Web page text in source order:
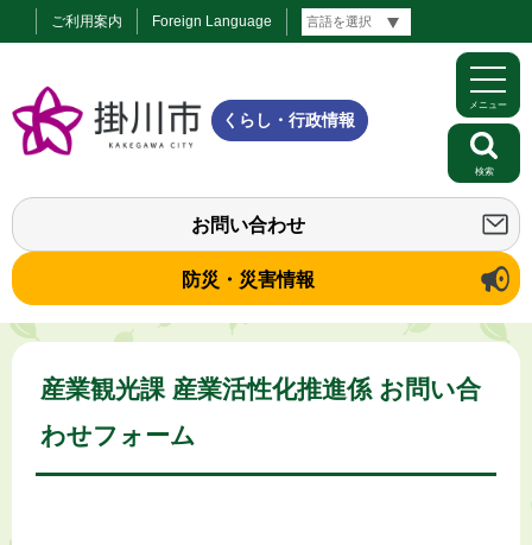
ご利用案内 Foreign Language
くらし・行政情報
お問い合わせ
防災・災害情報
メニュー
検索
産業観光課 産業活性化推進係 お問い合
わせフォーム